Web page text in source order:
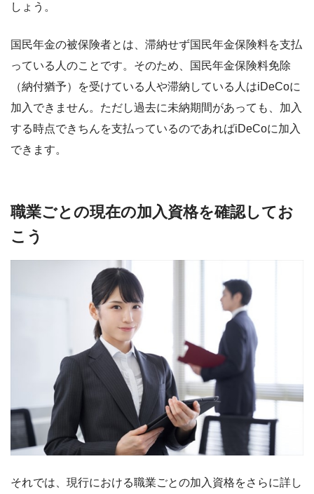
しょう。
国民年金の被保険者とは、滞納せず国民年金保険料を支払
っている人のことです。そのため、国民年金保険料免除
（納付猶予）を受けている人や滞納している人はiDeCoに
加入できません。ただし過去に未納期間があっても、加入
する時点できちんを支払っているのであればiDeCoに加入
できます。
職業ごとの現在の加入資格を確認してお
こう
それでは、現行における職業ごとの加入資格をさらに詳し